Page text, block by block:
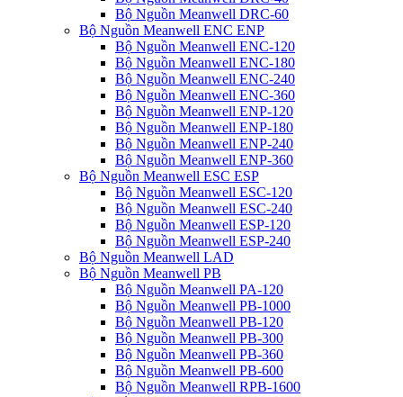
Bộ Nguồn Meanwell DRC-60
Bộ Nguồn Meanwell ENC ENP
Bộ Nguồn Meanwell ENC-120
Bộ Nguồn Meanwell ENC-180
Bộ Nguồn Meanwell ENC-240
Bộ Nguồn Meanwell ENC-360
Bộ Nguồn Meanwell ENP-120
Bộ Nguồn Meanwell ENP-180
Bộ Nguồn Meanwell ENP-240
Bộ Nguồn Meanwell ENP-360
Bộ Nguồn Meanwell ESC ESP
Bộ Nguồn Meanwell ESC-120
Bộ Nguồn Meanwell ESC-240
Bộ Nguồn Meanwell ESP-120
Bộ Nguồn Meanwell ESP-240
Bộ Nguồn Meanwell LAD
Bộ Nguồn Meanwell PB
Bộ Nguồn Meanwell PA-120
Bộ Nguồn Meanwell PB-1000
Bộ Nguồn Meanwell PB-120
Bộ Nguồn Meanwell PB-300
Bộ Nguồn Meanwell PB-360
Bộ Nguồn Meanwell PB-600
Bộ Nguồn Meanwell RPB-1600